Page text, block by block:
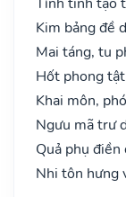
Kim bảng đề
Mai táng, tu
Hốt phong
Khai môn,
Ngưu mã trư
Quả phụ
Nhi tôn hưng